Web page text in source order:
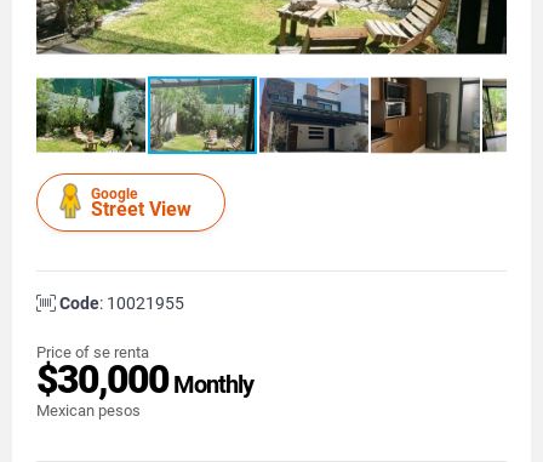
Google
Street View
Code: 10021955
Price of se renta
$30,000Monthly
Mexican pesos